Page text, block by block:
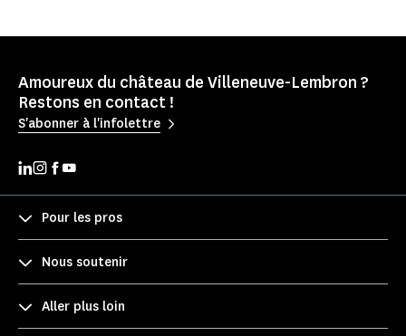
Amoureux du château de Villeneuve-Lembron ?
Restons en contact !
S'abonner à l'infolettre
Pour les pros
Nous soutenir
Aller plus loin